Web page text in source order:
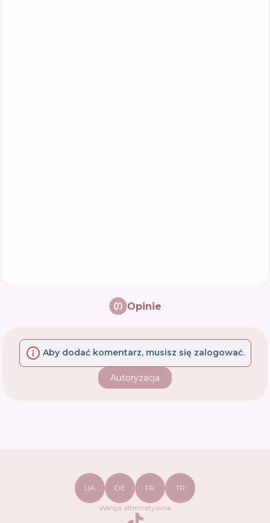
Opinie
Aby dodać komentarz, musisz się zalogować.
Autoryzacja
UA DE FR TR
Wersja alternatywna